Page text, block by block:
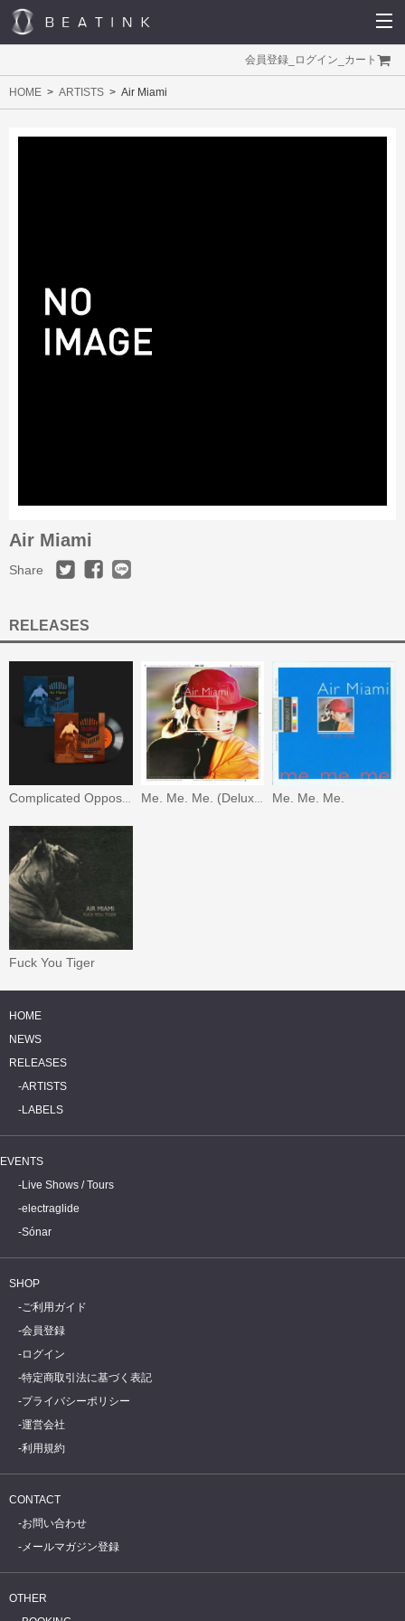
会員登録 ログイン カート
HOME ARTISTS Air Miami
Air Miami
Share
RELEASES
Me. Me. Me. (Deluxe Edition) Me. Me. Me.
Fuck You Tiger
HOME
NEWS
RELEASES
ARTISTS
LABELS
EVENTS
Live Shows / Tours
electraglide
Sónar
SHOP
ご利用ガイド
会員登録
ログイン
特定商取引法に基づく表記
プライバシーポリシー
運営会社
利用規約
CONTACT
お問い合わせ
メールマガジン登録
OTHER